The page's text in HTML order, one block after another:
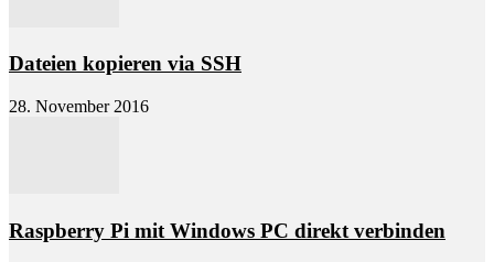
Dateien kopieren via SSH
28. November 2016
Raspberry Pi mit Windows PC direkt verbinden